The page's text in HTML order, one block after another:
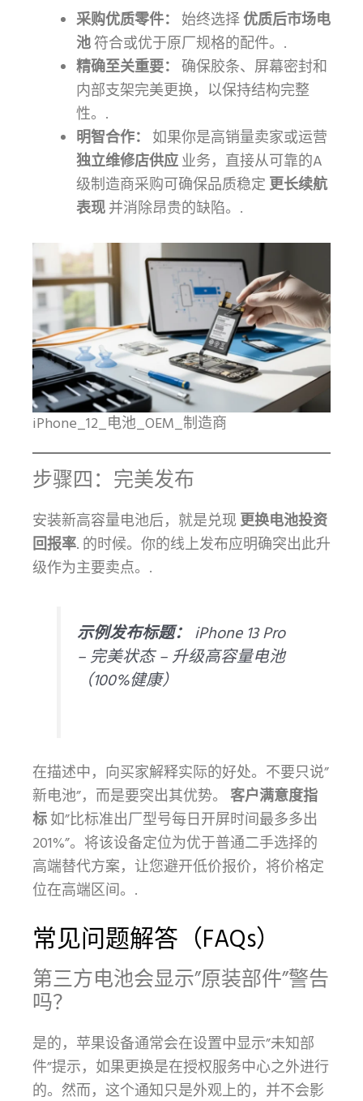
采购优质零件： 始终选择优质后市场电
池符合或优于原厂规格的配件。.
精确至关重要： 确保胶条、屏幕密封和
内部支架完美更换，以保持结构完整
性。.
明智合作： 如果你是高销量卖家或运营
独立维修店供应业务，直接从可靠的A
级制造商采购可确保品质稳定 更长续航
表现并消除昂贵的缺陷。.
iPhone_12_电池_OEM_制造商
步骤四：完美发布
安装新高容量电池后，就是兑现 更换电池投资
回报率. 的时候。你的线上发布应明确突出此升
级作为主要卖点。.
示例发布标题： iPhone 13 Pro
– 完美状态 – 升级高容量电池
（100%健康）
在描述中，向买家解释实际的好处。不要只说”
新电池”，而是要突出其优势。 客户满意度指
标如”比标准出厂型号每日开屏时间最多多出
201%”。将该设备定位为优于普通二手选择的
高端替代方案，让您避开低价报价，将价格定
位在高端区间。.
常见问题解答（FAQs）
第三方电池会显示”原装部件”警告
吗？
是的，苹果设备通常会在设置中显示”未知部
件”提示，如果更换是在授权服务中心之外进行
的。然而，这个通知只是外观上的，并不会影